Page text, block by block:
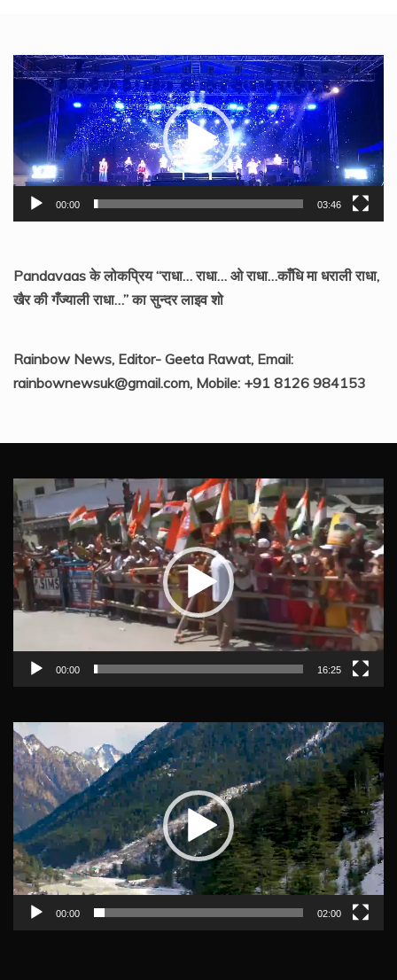
Video
Player
00:00 03:46
Pandavaas के लोकप्रिय “राधा… राधा… ओ राधा…काँधि मा धराली राधा,
खैर की गँज्याली राधा…” का सुन्दर लाइव शो
Rainbow News, Editor- Geeta Rawat, Email:
rainbownewsuk@gmail.com, Mobile: +91 8126 984153
Video
Player
00:00 16:25
Video
Player
00:00 02:00